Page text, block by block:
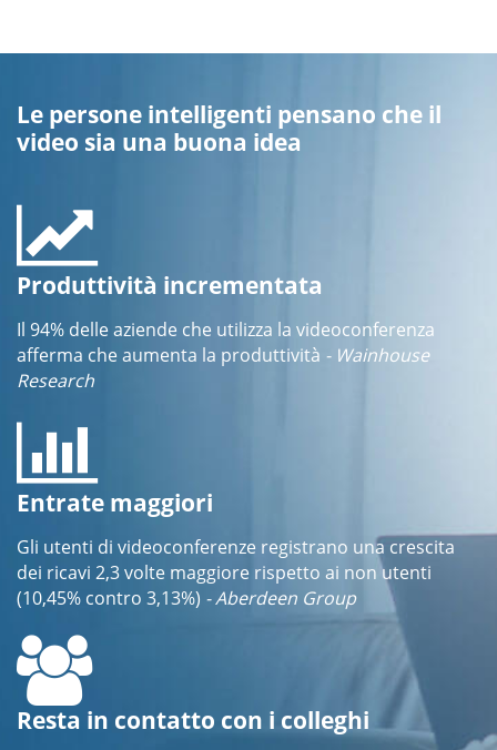
Le persone intelligenti pensano che il
video sia una buona idea
Produttività incrementata
Il 94% delle aziende che utilizza la videoconferenza
afferma che aumenta la produttività - Wainhouse
Research
Entrate maggiori
Gli utenti di videoconferenze registrano una crescita
dei ricavi 2,3 volte maggiore rispetto ai non utenti
(10,45% contro 3,13%) - Aberdeen Group
Resta in contatto con i colleghi